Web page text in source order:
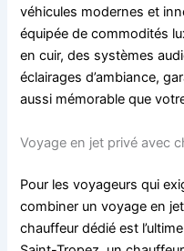
véhicules modernes et
équipée de commodités
en cuir, des systèmes
éclairages d’ambiance,
aussi mémorable que
Voyage en jet privé avec
Pour les voyageurs qui
combiner un voyage en
chauffeur dédié est